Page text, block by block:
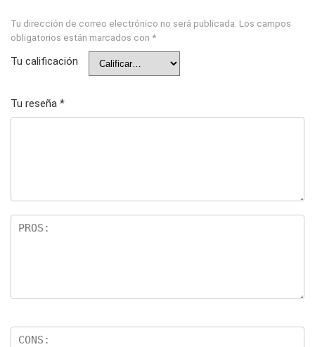
Tu dirección de correo electrónico no será publicada. Los campos
obligatorios están marcados con *
Tu calificación
Tu reseña *